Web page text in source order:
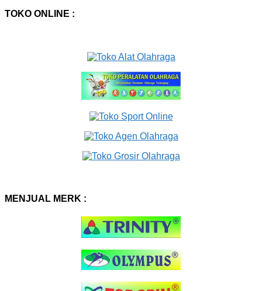
TOKO ONLINE :
MENJUAL MERK :